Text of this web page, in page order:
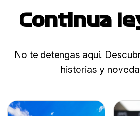
Continua
No te detengas aquí.
historias y